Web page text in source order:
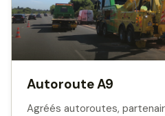
Autoroute A9
Agréés autoroutes,